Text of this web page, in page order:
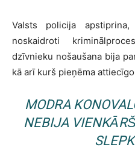
Valsts policija
noskaidroti
dzīvnieku nošaušana bija
kā arī kurš pieņēma
MODRA
NEBIJA